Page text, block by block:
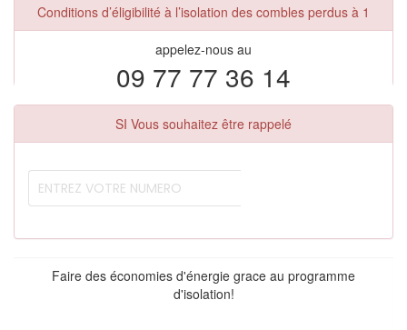
Conditions d’éligibilité à l’isolation des combles perdus à 1
appelez-nous au
09 77 77 36 14
SI Vous souhaitez être rappelé
Faire des économies d'énergie grace au programme
d'isolation!